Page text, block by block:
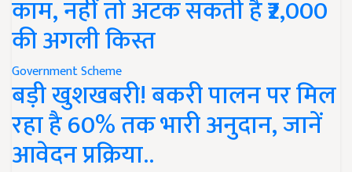
काम, नहीं तो अटक सकती है ₹2,000
की अगली किस्त
Government Scheme
बड़ी खुशखबरी! बकरी पालन पर मिल
रहा है 60% तक भारी अनुदान, जानें
आवेदन प्रक्रिया..